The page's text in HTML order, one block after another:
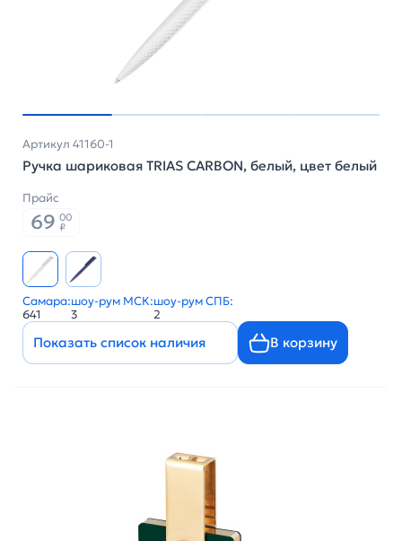
Артикул 41160-1
Ручка шариковая TRIAS CARBON, белый, цвет белый
Прайс
69 00
₽
Самара:
641
шоу-рум МСК:
3
шоу-рум СПБ:
2
Показать список наличия В корзину